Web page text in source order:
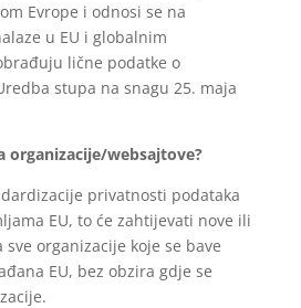
Evrope i odnosi se na
u EU i globalnim
lične podatke o
stupa na snagu 25. maja
organizacije/websajtove?
privatnosti podataka
EU, to će zahtijevati nove ili
organizacije koje se bave
EU, bez obzira gdje se